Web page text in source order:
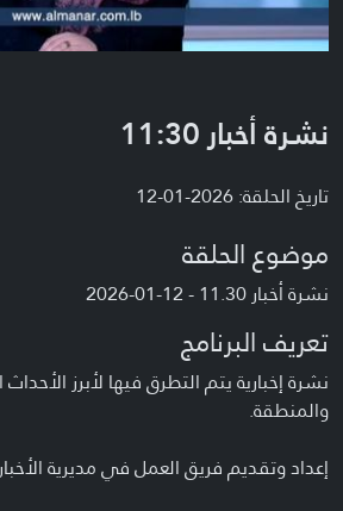
نشرة أخبار 11:30
تاريخ الحلقة: 2026-01-12
موضوع الحلقة
نشرة أخبار 11.30 - 12-01-2026
تعريف البرنامج
نشرة إخبارية يتم التطرق فيها لأبرز
والمنطقة.
إعداد وتقديم فريق العمل في مديرية